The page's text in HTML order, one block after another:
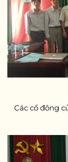
Các cổ đông